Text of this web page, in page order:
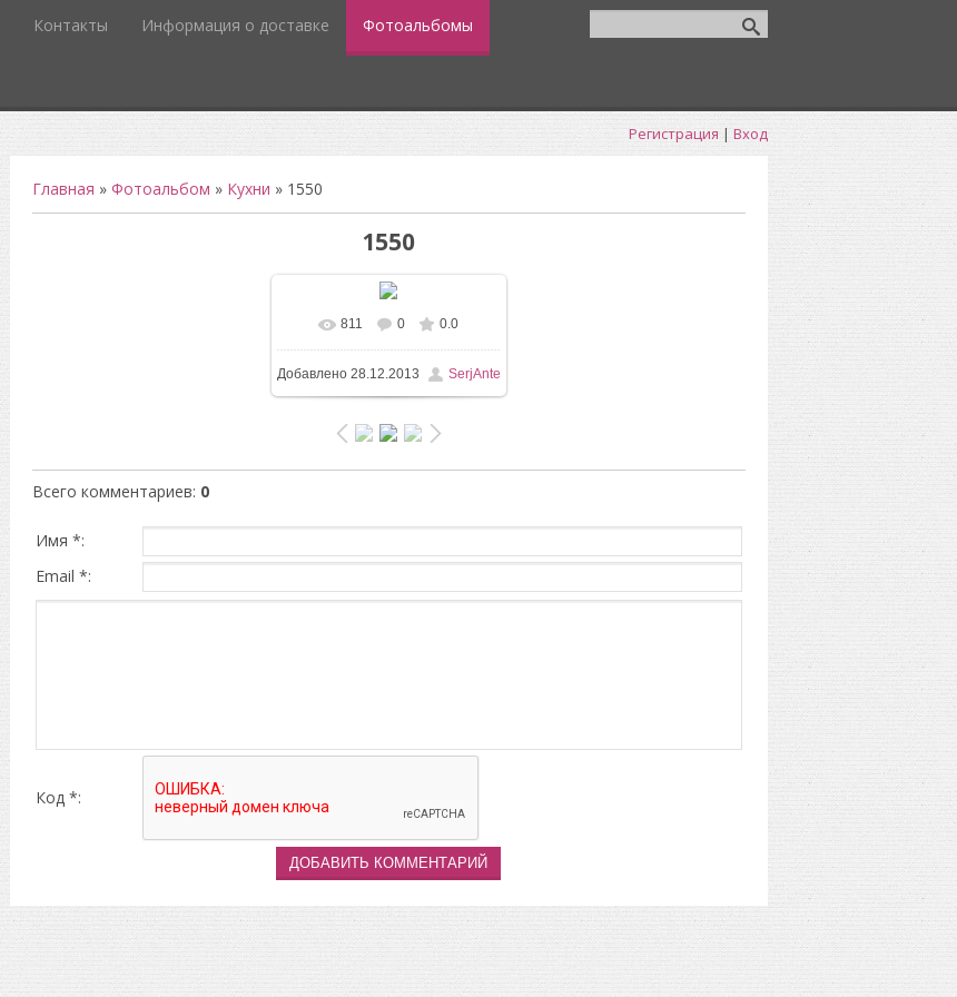
Контакты Информация о доставке Фотоальбомы
Регистрация | Вход
Главная » Фотоальбом » Кухни » 1550
1550
В реальном размере
958x1600/ 123.8Kb
811 0 0.0
Добавлено28.12.2013 SerjAnte
Всего комментариев: 0
Имя *:
Email *:
Код *: